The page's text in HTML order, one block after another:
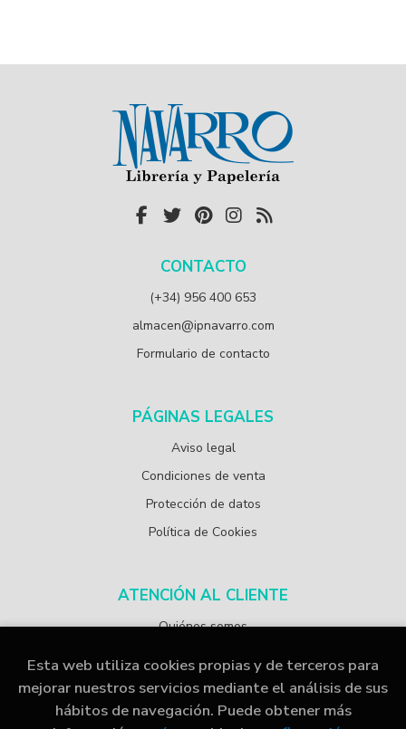
CONTACTO
(+34) 956 400 653
almacen@ipnavarro.com
Formulario de contacto
PÁGINAS LEGALES
Aviso legal
Condiciones de venta
Protección de datos
Política de Cookies
ATENCIÓN AL CLIENTE
Quiénes somos
2026 ©Librería Papelería Navarro. Todos los Derechos
Esta web utiliza cookies propias y de terceros para
mejorar nuestros servicios mediante el análisis de sus
hábitos de navegación. Puede obtener más